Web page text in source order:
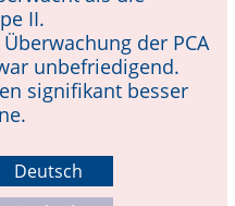
II.
der PCA
unbefriedigend.
signifikant besser
Deutsch